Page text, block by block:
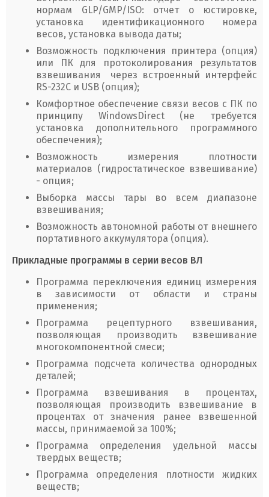
нормам GLP/GMP/ISO: отчет о юстировке,
установка идентификационного номера
весов, установка вывода даты;
Возможность подключения принтера (опция)
или ПК для протоколирования результатов
взвешивания через встроенный интерфейс
RS-232C и USB (опция);
Комфортное обеспечение связи весов с ПК по
принципу WindowsDirect (не требуется
установка дополнительного программного
обеспечения);
Возможность измерения плотности
материалов (гидростатическое взвешивание)
- опция;
Выборка массы тары во всем диапазоне
взвешивания;
Возможность автономной работы от внешнего
портативного аккумулятора (опция).
Прикладные программы в серии весов ВЛ
Программа переключения единиц измерения
в зависимости от области и страны
применения;
Программа рецептурного взвешивания,
позволяющая производить взвешивание
многокомпонентной смеси;
Программа подсчета количества однородных
деталей;
Программа взвешивания в процентах,
позволяющая производить взвешивание в
процентах от значения ранее взвешенной
массы, принимаемой за 100%;
Программа определения удельной массы
твердых веществ;
Программа определения плотности жидких
веществ;